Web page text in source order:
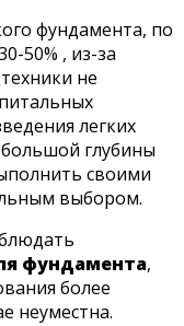
фундамента, по
50% , из-за
не
легких
глубины
своими
выбором.
фундамента,
более
неуместна.